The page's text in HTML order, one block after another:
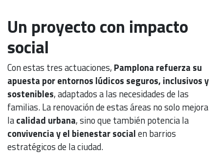
Un proyecto con impacto
social
Con estas tres actuaciones, Pamplona refuerza su
apuesta por entornos lúdicos seguros, inclusivos y
sostenibles, adaptados a las necesidades de las
familias. La renovación de estas áreas no solo mejora
lacalidad urbana, sino que también potencia la
convivencia y el bienestar socialen barrios
estratégicos de la ciudad.